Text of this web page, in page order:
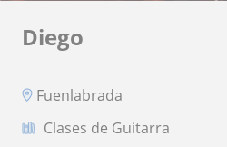
Diego
Fuenlabrada
Clases de Guitarra